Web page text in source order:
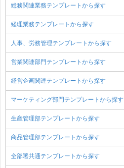
総務関連業務テンプレートから探す
経理業務テンプレートから探す
人事、労務管理テンプレートから探す
営業関連部門テンプレートから探す
経営企画関連テンプレートから探す
マーケティング部門テンプレートから探す
生産管理部テンプレートから探す
商品管理部テンプレートから探す
全部署共通テンプレートから探す